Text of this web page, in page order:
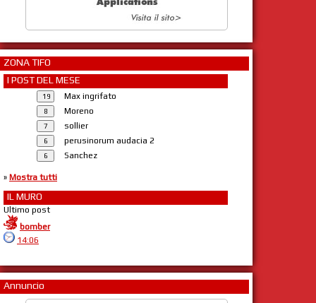
ZONA TIFO
I POST DEL MESE
Max ingrifato
Moreno
sollier
perusinorum audacia 2
Sanchez
» Mostra tutti
IL MURO
Ultimo post
bomber
14:06
Annuncio